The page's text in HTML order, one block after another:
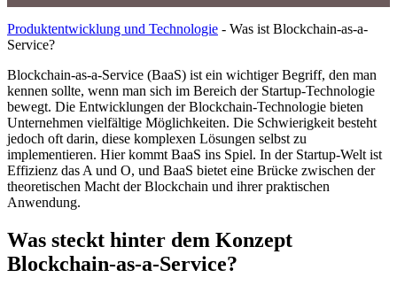
Produktentwicklung und Technologie - Was ist Blockchain-as-a-
Service?
Blockchain-as-a-Service (BaaS) ist ein wichtiger Begriff, den man
kennen sollte, wenn man sich im Bereich der Startup-Technologie
bewegt. Die Entwicklungen der Blockchain-Technologie bieten
Unternehmen vielfältige Möglichkeiten. Die Schwierigkeit besteht
jedoch oft darin, diese komplexen Lösungen selbst zu
implementieren. Hier kommt BaaS ins Spiel. In der Startup-Welt ist
Effizienz das A und O, und BaaS bietet eine Brücke zwischen der
theoretischen Macht der Blockchain und ihrer praktischen
Anwendung.
Was steckt hinter dem Konzept
Blockchain-as-a-Service?